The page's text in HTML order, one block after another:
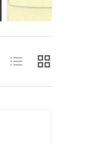
Zoznam
Sieť